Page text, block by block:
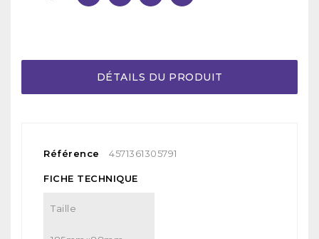
DÉTAILS DU PRODUIT
Référence 4571361305791
FICHE TECHNIQUE
Taille